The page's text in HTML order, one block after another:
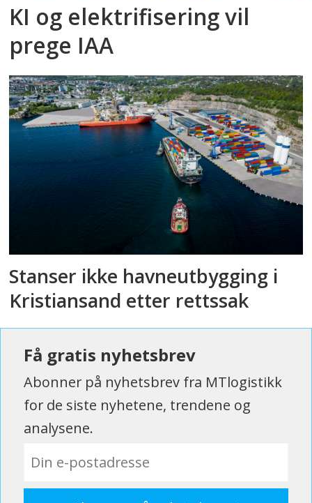
KI og elektrifisering vil
prege IAA
Stanser ikke havneutbygging i
Kristiansand etter rettssak
Få gratis nyhetsbrev
Abonner på nyhetsbrev fra MTlogistikk
for de siste nyhetene, trendene og
analysene.